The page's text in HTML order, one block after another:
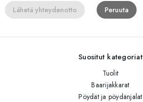
Lähetä yhteydenotto Peruuta
Suositut kategoriat
Tuolit
Baarijakkarat
Pöydät ja pöydänjalat